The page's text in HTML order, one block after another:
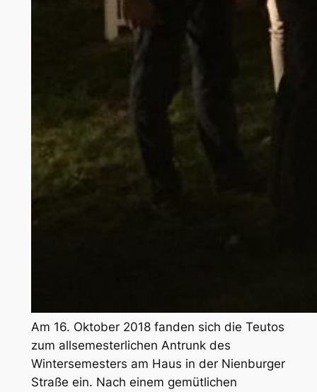
Am 16. Oktober 2018 fanden sich die Teutos
zum allsemesterlichen Antrunk des
Wintersemesters am Haus in der Nienburger
Straße ein. Nach einem gemütlichen